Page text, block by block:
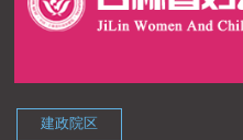
建政院区